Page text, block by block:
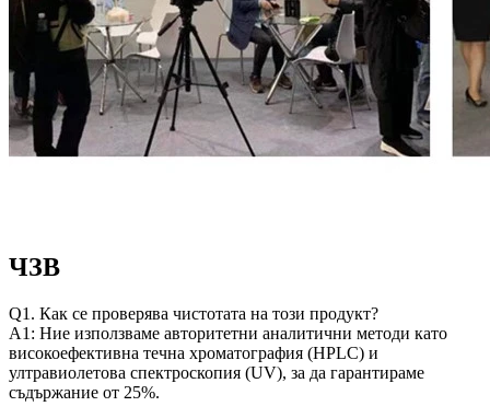
ЧЗВ
Q1. Как се проверява чистотата на този продукт?
A1: Ние използваме авторитетни аналитични методи като
високоефективна течна хроматография (HPLC) и
ултравиолетова спектроскопия (UV), за да гарантираме
съдържание от 25%.